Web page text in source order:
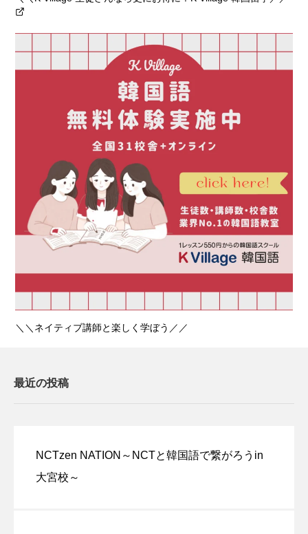
＼＼ネイティブ講師と楽しく学ぼう／／
最近の投稿
NCTzen NATION～NCTと韓国語で繋がろうin
大宮校～